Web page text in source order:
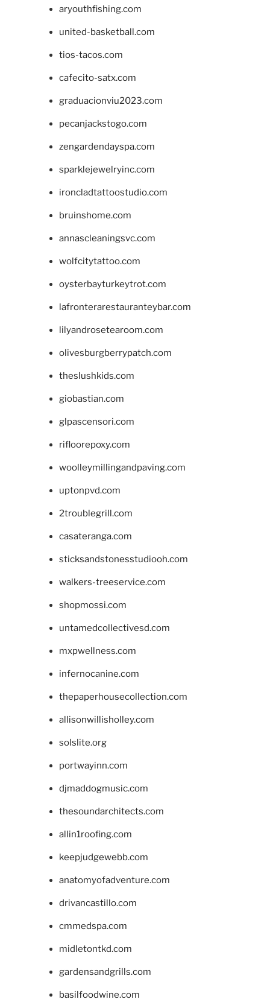
aryouthfishing.com
united-basketball.com
tios-tacos.com
cafecito-satx.com
graduacionviu2023.com
pecanjackstogo.com
zengardendayspa.com
sparklejewelryinc.com
ironcladtattoostudio.com
bruinshome.com
annascleaningsvc.com
wolfcitytattoo.com
oysterbayturkeytrot.com
lafronterarestauranteybar.com
lilyandrosetearoom.com
olivesburgberrypatch.com
theslushkids.com
giobastian.com
glpascensori.com
rifloorepoxy.com
woolleymillingandpaving.com
uptonpvd.com
2troublegrill.com
casateranga.com
sticksandstonesstudiooh.com
walkers-treeservice.com
shopmossi.com
untamedcollectivesd.com
mxpwellness.com
infernocanine.com
thepaperhousecollection.com
allisonwillisholley.com
solslite.org
portwayinn.com
djmaddogmusic.com
thesoundarchitects.com
allin1roofing.com
keepjudgewebb.com
anatomyofadventure.com
drivancastillo.com
cmmedspa.com
midletontkd.com
gardensandgrills.com
basilfoodwine.com